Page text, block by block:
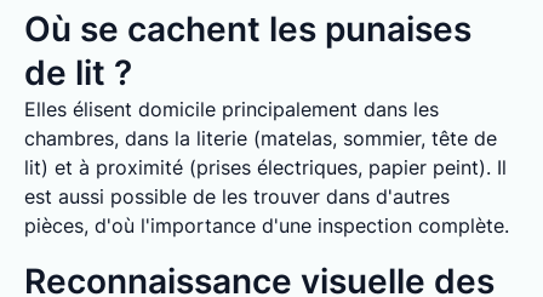
Où se cachent les punaises
de lit ?
Elles élisent domicile principalement dans les
chambres, dans la literie (matelas, sommier, tête de
lit) et à proximité (prises électriques, papier peint). Il
est aussi possible de les trouver dans d'autres
pièces, d'où l'importance d'une inspection complète.
Reconnaissance visuelle des